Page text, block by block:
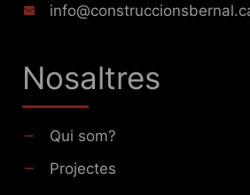
Nosaltres
Qui som?
Projectes